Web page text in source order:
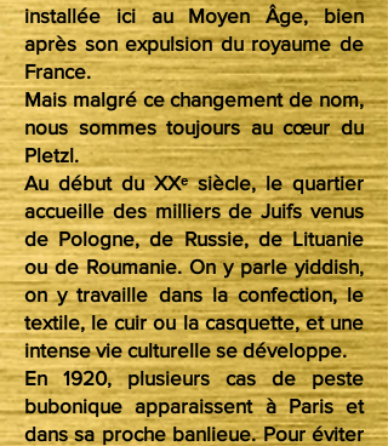
installée ici au Moyen Âge, bien
après son expulsion du royaume de
France.
Mais malgré ce changement de nom,
nous sommes toujours au cœur du
Pletzl.
Au début du XXᵉ siècle, le quartier
accueille des milliers de Juifs venus
de Pologne, de Russie, de Lituanie
ou de Roumanie. On y parle yiddish,
on y travaille dans la confection, le
textile, le cuir ou la casquette, et une
intense vie culturelle se développe.
En 1920, plusieurs cas de peste
bubonique apparaissent à Paris et
dans sa proche banlieue. Pour éviter